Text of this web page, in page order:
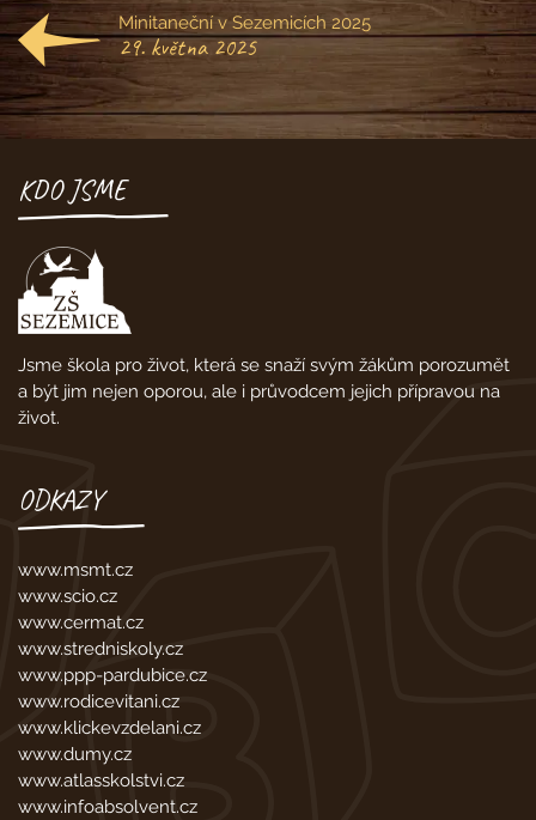
Minitaneční v Sezemicích 2025
29. května 2025
KDO JSME
Jsme škola pro život, která se snaží svým žákům porozumět
a být jim nejen oporou, ale i průvodcem jejich přípravou na
život.
ODKAZY
www.msmt.cz
www.scio.cz
www.cermat.cz
www.stredniskoly.cz
www.ppp-pardubice.cz
www.rodicevitani.cz
www.klickevzdelani.cz
www.dumy.cz
www.atlasskolstvi.cz
www.infoabsolvent.cz